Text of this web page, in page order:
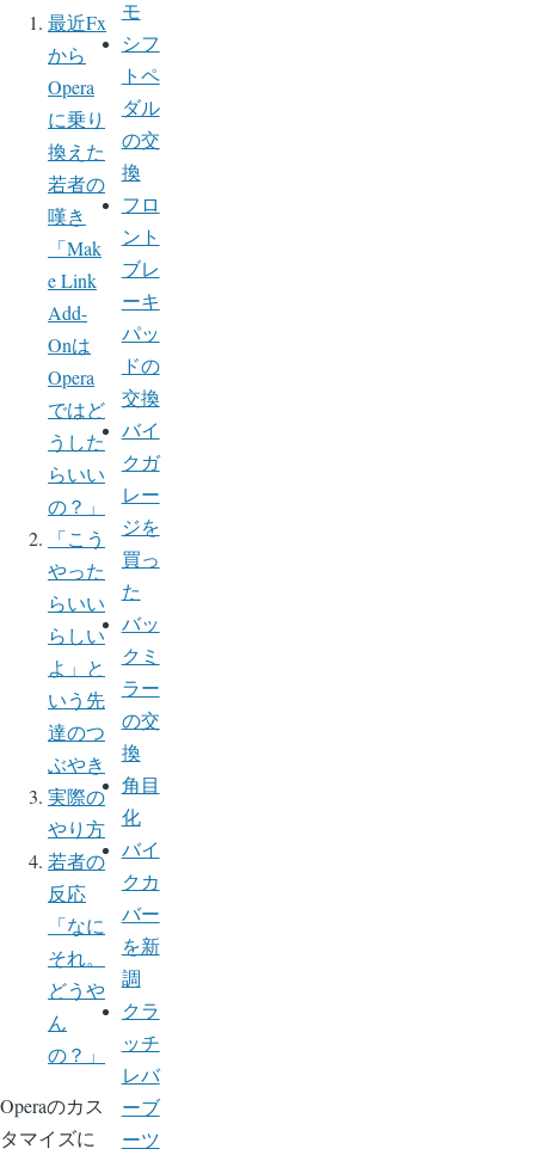
最近Fx
から
Opera
に乗り
換えた
若者の
嘆き
「Mak
e Link
Add-
Onは
Opera
ではど
うした
らいい
の？」
「こう
やった
らいい
らしい
よ」と
いう先
達のつ
ぶやき
実際の
やり方
若者の
反応
「なに
それ。
どうや
ん
の？」
Operaのカス
タマイズに
モ
シフ
トペ
ダル
の交
換
フロ
ント
ブレ
ーキ
パッ
ドの
交換
バイ
クガ
レー
ジを
買っ
た
バッ
クミ
ラー
の交
換
角目
化
バイ
クカ
バー
を新
調
クラ
ッチ
レバ
ーブ
ーツ